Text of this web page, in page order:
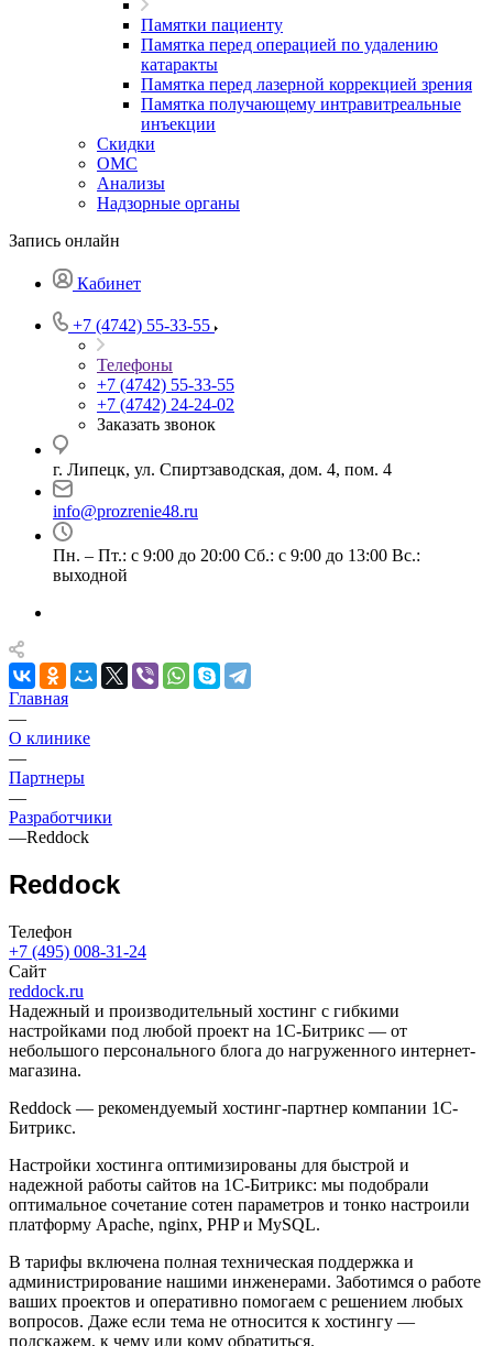
Памятки пациенту
Памятка перед операцией по удалению
катаракты
Памятка перед лазерной коррекцией зрения
Памятка получающему интравитреальные
инъекции
Скидки
ОМС
Анализы
Надзорные органы
Запись онлайн
Кабинет
+7 (4742) 55-33-55
Телефоны
+7 (4742) 55-33-55
+7 (4742) 24-24-02
Заказать звонок
г. Липецк, ул. Спиртзаводская, дом. 4, пом. 4
info@prozrenie48.ru
Пн. – Пт.: с 9:00 до 20:00 Сб.: с 9:00 до 13:00 Вс.:
выходной
Главная
—
О клинике
—
Партнеры
—
Разработчики
—Reddock
Reddock
Телефон
+7 (495) 008-31-24
Сайт
reddock.ru
Надежный и производительный хостинг с гибкими
настройками под любой проект на 1С-Битрикс — от
небольшого персонального блога до нагруженного интернет-
магазина.
Reddock — рекомендуемый хостинг-партнер компании 1С-
Битрикс.
Настройки хостинга оптимизированы для быстрой и
надежной работы сайтов на 1С-Битрикс: мы подобрали
оптимальное сочетание сотен параметров и тонко настроили
платформу Apache, nginx, PHP и MySQL.
В тарифы включена полная техническая поддержка и
администрирование нашими инженерами. Заботимся о работе
ваших проектов и оперативно помогаем с решением любых
вопросов. Даже если тема не относится к хостингу —
подскажем, к чему или кому обратиться.